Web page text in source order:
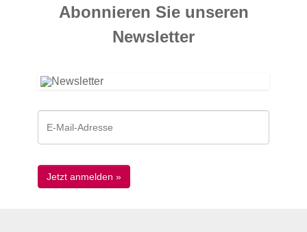
Abonnieren Sie unseren
News­letter